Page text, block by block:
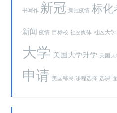
书写作 新冠 新冠疫情 标化
新闻 疫情 目标校 社交媒体 社区大学
大学 美国大学升学 美国大
申请 美国移民 课程选择 选课